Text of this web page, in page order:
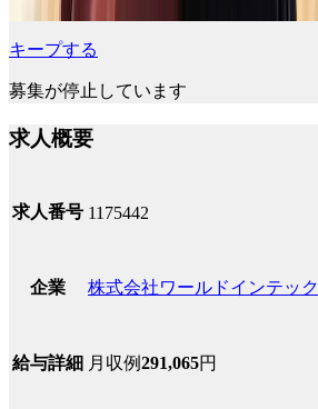
キープする
募集が停止しています
求人概要
求人番号 1175442
企業 株式会社ワールドインテック
給与詳細 月収例291,065円